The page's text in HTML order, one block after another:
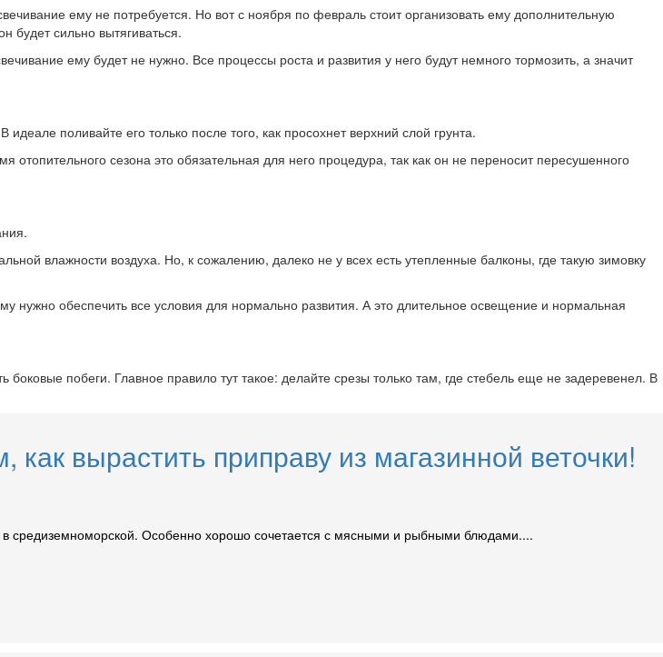
ему не потребуется. Но вот с ноября по февраль стоит организовать ему дополнительную
будет сильно вытягиваться.
ему будет не нужно. Все процессы роста и развития у него будут немного тормозить, а значит
поливайте его только после того, как просохнет верхний слой грунта.
сезона это обязательная для него процедура, так как он не переносит пересушенного
влажности воздуха. Но, к сожалению, далеко не у всех есть утепленные балконы, где такую зимовку
нужно обеспечить все условия для нормально развития. А это длительное освещение и нормальная
побеги. Главное правило тут такое: делайте срезы только там, где стебель еще не задеревенел. В
вырастить приправу из магазинной веточки!
средиземноморской. Особенно хорошо сочетается с мясными и рыбными блюдами....